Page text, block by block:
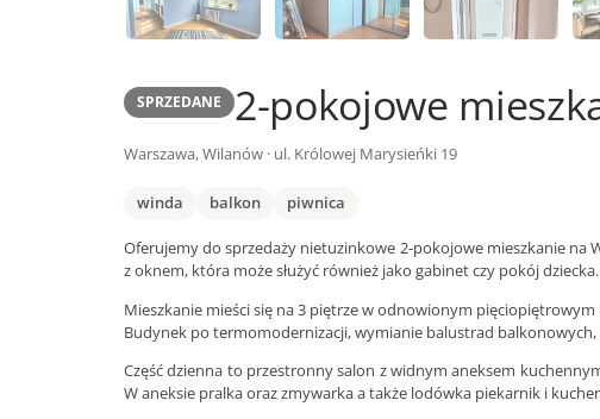
SPRZEDANE 2-pokojowe
Warszawa, Wilanów · ul. Królowej Marysieńki 19
winda balkon piwnica
Oferujemy do sprzedaży nietuzinkowe 2-pokojowe mieszkanie na
z oknem, która może służyć również jako gabinet czy pokój dziecka.
Mieszkanie mieści się na 3 piętrze w odnowionym
Budynek po termomodernizacji, wymianie balustrad
Część dzienna to przestronny salon z widnym aneksem
W aneksie pralka oraz zmywarka a także lodówka piekarnik i